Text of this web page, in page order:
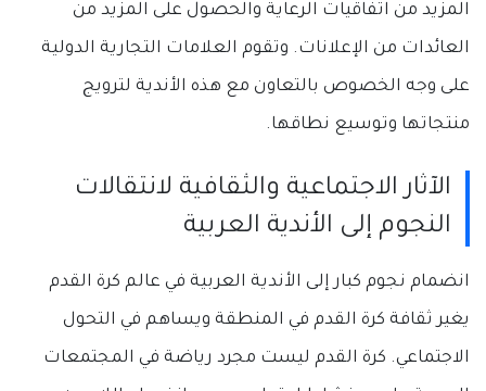
المزيد من اتفاقيات الرعاية والحصول على المزيد من
العائدات من الإعلانات. وتقوم العلامات التجارية الدولية
على وجه الخصوص بالتعاون مع هذه الأندية لترويج
منتجاتها وتوسيع نطاقها.
الآثار الاجتماعية والثقافية لانتقالات
النجوم إلى الأندية العربية
انضمام نجوم كبار إلى الأندية العربية في عالم كرة القدم
يغير ثقافة كرة القدم في المنطقة ويساهم في التحول
الاجتماعي. كرة القدم ليست مجرد رياضة في المجتمعات